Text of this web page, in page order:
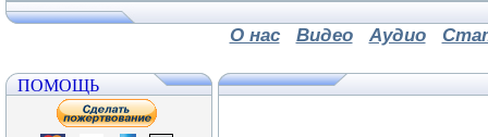
О нас Видео Аудио
ПОМОЩЬ